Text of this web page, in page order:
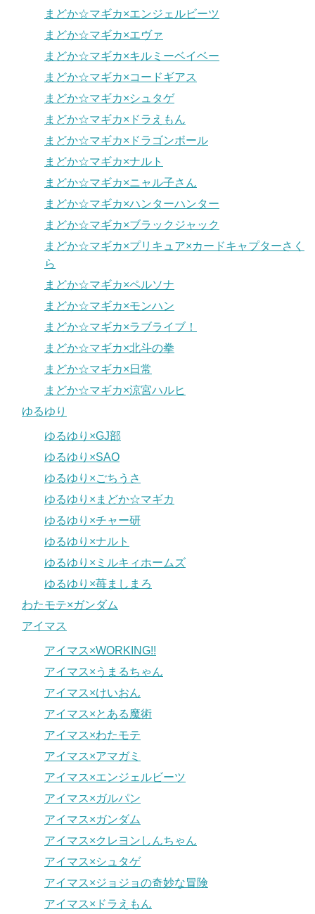
まどか☆マギカ×エンジェルビーツ
まどか☆マギカ×エヴァ
まどか☆マギカ×キルミーベイベー
まどか☆マギカ×コードギアス
まどか☆マギカ×シュタゲ
まどか☆マギカ×ドラえもん
まどか☆マギカ×ドラゴンボール
まどか☆マギカ×ナルト
まどか☆マギカ×ニャル子さん
まどか☆マギカ×ハンターハンター
まどか☆マギカ×ブラックジャック
まどか☆マギカ×プリキュア×カードキャプターさく
ら
まどか☆マギカ×ペルソナ
まどか☆マギカ×モンハン
まどか☆マギカ×ラブライブ！
まどか☆マギカ×北斗の拳
まどか☆マギカ×日常
まどか☆マギカ×涼宮ハルヒ
ゆるゆり
ゆるゆり×GJ部
ゆるゆり×SAO
ゆるゆり×ごちうさ
ゆるゆり×まどか☆マギカ
ゆるゆり×チャー研
ゆるゆり×ナルト
ゆるゆり×ミルキィホームズ
ゆるゆり×苺ましまろ
わたモテ×ガンダム
アイマス
アイマス×WORKING!!
アイマス×うまるちゃん
アイマス×けいおん
アイマス×とある魔術
アイマス×わたモテ
アイマス×アマガミ
アイマス×エンジェルビーツ
アイマス×ガルパン
アイマス×ガンダム
アイマス×クレヨンしんちゃん
アイマス×シュタゲ
アイマス×ジョジョの奇妙な冒険
アイマス×ドラえもん